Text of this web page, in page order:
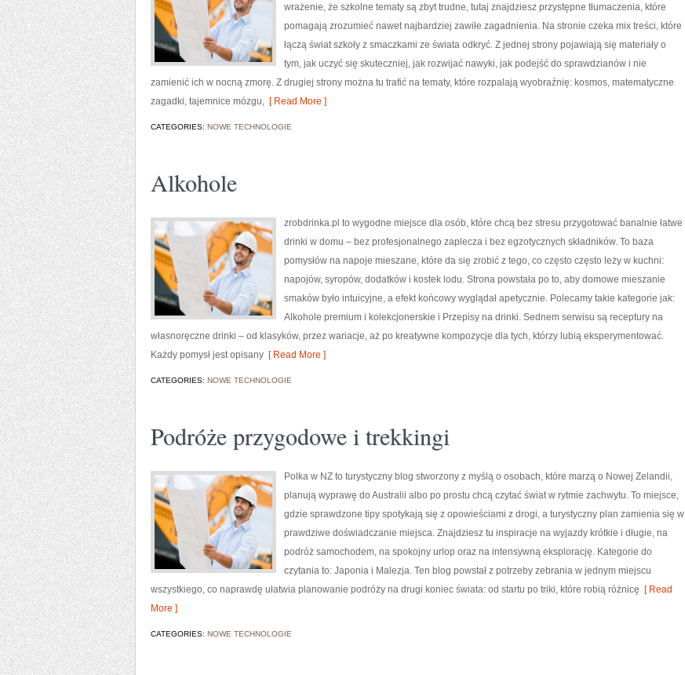
wrażenie, że szkolne tematy są zbyt trudne, tutaj znajdziesz przystępne tłumaczenia, które
pomagają zrozumieć nawet najbardziej zawiłe zagadnienia. Na stronie czeka mix treści, które
łączą świat szkoły z smaczkami ze świata odkryć. Z jednej strony pojawiają się materiały o
tym, jak uczyć się skuteczniej, jak rozwijać nawyki, jak podejść do sprawdzianów i nie
zamienić ich w nocną zmorę. Z drugiej strony można tu trafić na tematy, które rozpalają wyobraźnię: kosmos, matematyczne
zagadki, tajemnice mózgu, [ Read More ]
CATEGORIES: NOWE TECHNOLOGIE
Alkohole
zrobdrinka.pl to wygodne miejsce dla osób, które chcą bez stresu przygotować banalnie łatwe
drinki w domu – bez profesjonalnego zaplecza i bez egzotycznych składników. To baza
pomysłów na napoje mieszane, które da się zrobić z tego, co często często leży w kuchni:
napojów, syropów, dodatków i kostek lodu. Strona powstała po to, aby domowe mieszanie
smaków było intuicyjne, a efekt końcowy wyglądał apetycznie. Polecamy takie kategorie jak:
Alkohole premium i kolekcjonerskie i Przepisy na drinki. Sednem serwisu są receptury na
własnoręczne drinki – od klasyków, przez wariacje, aż po kreatywne kompozycje dla tych, którzy lubią eksperymentować.
Każdy pomysł jest opisany [ Read More ]
CATEGORIES: NOWE TECHNOLOGIE
Podróże przygodowe i trekkingi
Polka w NZ to turystyczny blog stworzony z myślą o osobach, które marzą o Nowej Zelandii,
planują wyprawę do Australii albo po prostu chcą czytać świat w rytmie zachwytu. To miejsce,
gdzie sprawdzone tipy spotykają się z opowieściami z drogi, a turystyczny plan zamienia się w
prawdziwe doświadczanie miejsca. Znajdziesz tu inspiracje na wyjazdy krótkie i długie, na
podróż samochodem, na spokojny urlop oraz na intensywną eksplorację. Kategorie do
czytania to: Japonia i Malezja. Ten blog powstał z potrzeby zebrania w jednym miejscu
wszystkiego, co naprawdę ułatwia planowanie podróży na drugi koniec świata: od startu po triki, które robią różnicę [ Read
More ]
CATEGORIES: NOWE TECHNOLOGIE